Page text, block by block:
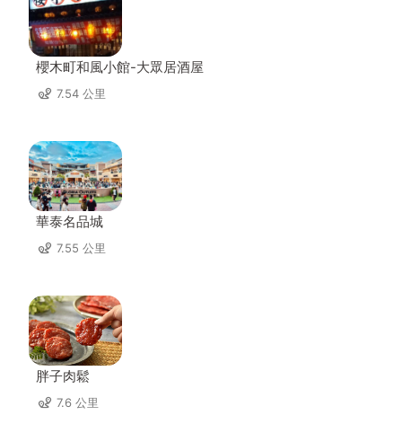
櫻木町和風小館-大眾居酒屋
7.54 公里
華泰名品城
7.55 公里
胖子肉鬆
7.6 公里